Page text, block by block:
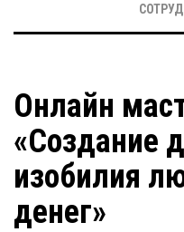
Онлайн
«Создание
изобилия
денег»